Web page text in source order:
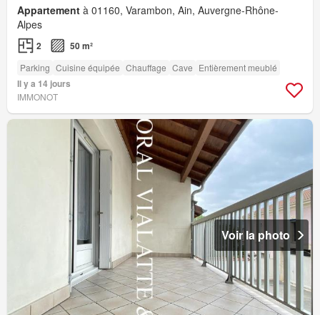
Appartement à 01160, Varambon, Ain, Auvergne-Rhône-
Alpes
2 50 m²
Parking Cuisine équipée Chauffage Cave Entièrement meublé
Il y a 14 jours
IMMONOT
Voir la photo